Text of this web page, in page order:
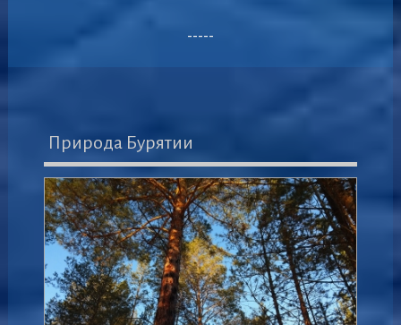
-----
Природа Бурятии